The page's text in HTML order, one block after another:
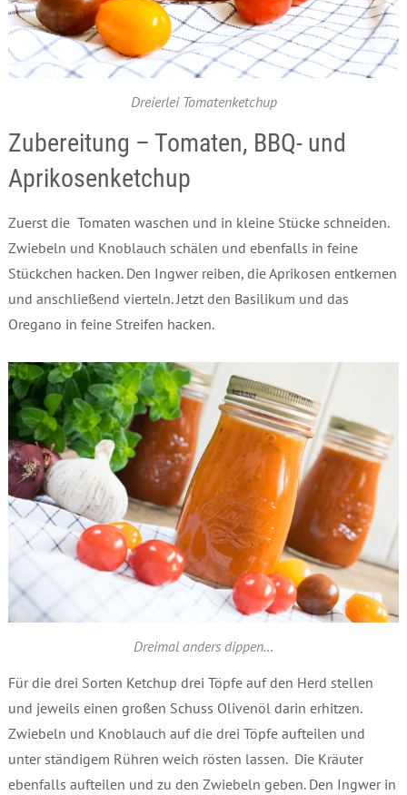
Dreierlei Tomatenketchup
Zubereitung – Tomaten, BBQ- und
Aprikosenketchup
Zuerst die Tomaten waschen und in kleine Stücke schneiden.
Zwiebeln und Knoblauch schälen und ebenfalls in feine
Stückchen hacken. Den Ingwer reiben, die Aprikosen entkernen
und anschließend vierteln. Jetzt den Basilikum und das
Oregano in feine Streifen hacken.
Dreimal anders dippen…
Für die drei Sorten Ketchup drei Töpfe auf den Herd stellen
und jeweils einen großen Schuss Olivenöl darin erhitzen.
Zwiebeln und Knoblauch auf die drei Töpfe aufteilen und
unter ständigem Rühren weich rösten lassen. Die Kräuter
ebenfalls aufteilen und zu den Zwiebeln geben. Den Ingwer in